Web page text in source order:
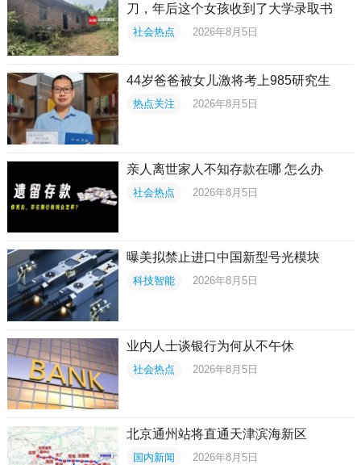
刀，年后这个女孩收到了大学录取书
社会热点 2026年8月5日
44岁爸爸被女儿激将考上985研究生
热点关注 2026年8月5日
亲人离世家人不知存款在哪 怎么办
社会热点 2026年8月5日
曝美拟禁止进口中国新型号光模块
科技智能 2026年8月5日
业内人士谈银行为何从不午休
社会热点 2026年8月5日
北京通州站将直通天津滨海新区
国内新闻 2026年8月5日